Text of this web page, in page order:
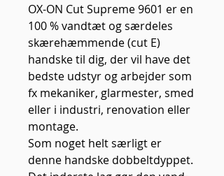
OX-ON Cut Supreme 9601 er en
100 % vandtæt og særdeles
skærehæmmende (cut E)
handske til dig, der vil have det
bedste udstyr og arbejder som
fx mekaniker, glarmester, smed
eller i industri, renovation eller
montage.
Som noget helt særligt er
denne handske dobbeltdyppet.